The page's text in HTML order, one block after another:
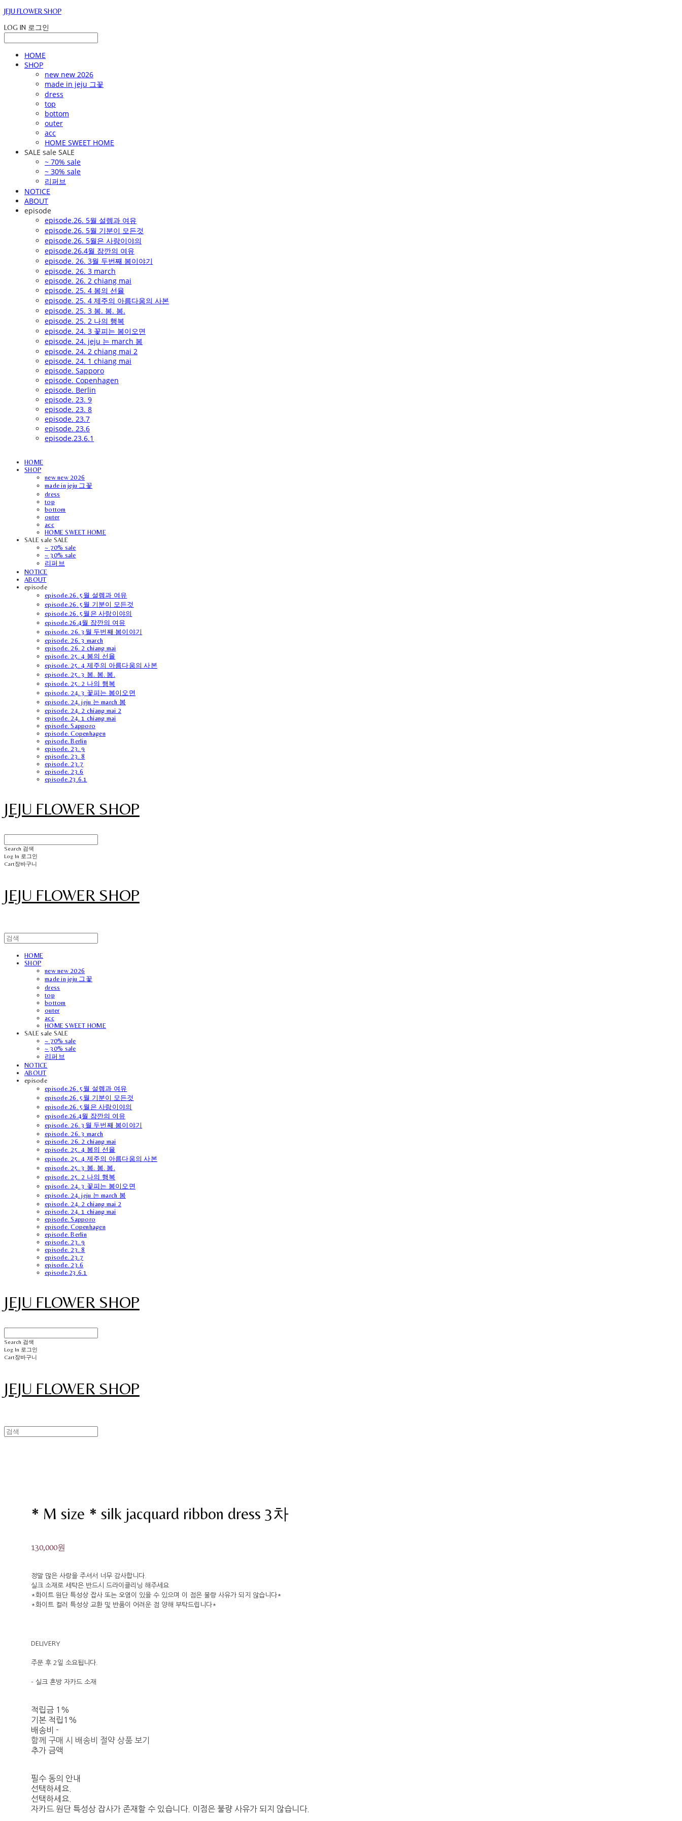
JEJU FLOWER SHOP
LOG IN 로그인
HOME
SHOP
new new 2026
made in jeju 그꽃
dress
top
bottom
outer
acc
HOME SWEET HOME
SALE sale SALE
~ 70% sale
~ 30% sale
리퍼브
NOTICE
ABOUT
episode
episode.26. 5월 설렘과 여유
episode.26. 5월 기분이 모든것
episode.26. 5월은 사랑이야의
episode.26.4월 잠깐의 여유
episode. 26. 3월 두번째 봄이야기
episode. 26. 3 march
episode. 26. 2 chiang mai
episode. 25. 4 봄의 선율
episode. 25. 4 제주의 아름다움의 사본
episode. 25. 3 봄. 봄. 봄.
episode. 25. 2 나의 행복
episode. 24. 3 꽃피는 봄이오면
episode. 24. jeju 는 march 봄
episode. 24. 2 chiang mai 2
episode. 24. 1 chiang mai
episode. Sapporo
episode. Copenhagen
episode. Berlin
episode. 23. 9
episode. 23. 8
episode. 23.7
episode. 23.6
episode.23.6.1
HOME
SHOP
new new 2026
made in jeju 그꽃
dress
top
bottom
outer
acc
HOME SWEET HOME
SALE sale SALE
~ 70% sale
~ 30% sale
리퍼브
NOTICE
ABOUT
episode
episode.26. 5월 설렘과 여유
episode.26. 5월 기분이 모든것
episode.26. 5월은 사랑이야의
episode.26.4월 잠깐의 여유
episode. 26. 3월 두번째 봄이야기
episode. 26. 3 march
episode. 26. 2 chiang mai
episode. 25. 4 봄의 선율
episode. 25. 4 제주의 아름다움의 사본
episode. 25. 3 봄. 봄. 봄.
episode. 25. 2 나의 행복
episode. 24. 3 꽃피는 봄이오면
episode. 24. jeju 는 march 봄
episode. 24. 2 chiang mai 2
episode. 24. 1 chiang mai
episode. Sapporo
episode. Copenhagen
episode. Berlin
episode. 23. 9
episode. 23. 8
episode. 23.7
episode. 23.6
episode.23.6.1
JEJU FLOWER SHOP
Search 검색
Log In 로그인
Cart장바구니
JEJU FLOWER SHOP
HOME
SHOP
new new 2026
made in jeju 그꽃
dress
top
bottom
outer
acc
HOME SWEET HOME
SALE sale SALE
~ 70% sale
~ 30% sale
리퍼브
NOTICE
ABOUT
episode
episode.26. 5월 설렘과 여유
episode.26. 5월 기분이 모든것
episode.26. 5월은 사랑이야의
episode.26.4월 잠깐의 여유
episode. 26. 3월 두번째 봄이야기
episode. 26. 3 march
episode. 26. 2 chiang mai
episode. 25. 4 봄의 선율
episode. 25. 4 제주의 아름다움의 사본
episode. 25. 3 봄. 봄. 봄.
episode. 25. 2 나의 행복
episode. 24. 3 꽃피는 봄이오면
episode. 24. jeju 는 march 봄
episode. 24. 2 chiang mai 2
episode. 24. 1 chiang mai
episode. Sapporo
episode. Copenhagen
episode. Berlin
episode. 23. 9
episode. 23. 8
episode. 23.7
episode. 23.6
episode.23.6.1
JEJU FLOWER SHOP
Search 검색
Log In 로그인
Cart장바구니
JEJU FLOWER SHOP
* M size * silk jacquard ribbon dress 3차
130,000원
정말 많은 사랑을 주셔서 너무 감사합니다.
실크 소재로 세탁은 반드시 드라이클리닝 해주세요
*화이트 원단 특성상 잡사 또는 오염이 있을 수 있으며 이 점은 불량 사유가 되지 않습니다*
*화이트 컬러 특성상 교환 및 반품이 어려운 점 양해 부탁드립니다*
DELIVERY
주문 후 2일 소요됩니다.
- 실크 혼방 자카드 소재
적립금 1%
기본 적립 1%
배송비 -
함께 구매 시 배송비 절약 상품 보기
추가 금액
필수 동의 안내
선택하세요.
선택하세요.
자카드 원단 특성상 잡사가 존재할 수 있습니다. 이점은 불량 사유가 되지 않습니다.